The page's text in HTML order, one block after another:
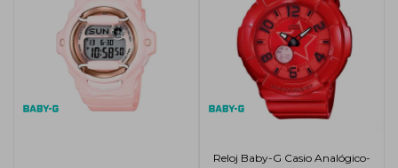
Reloj Baby-G Casio Analógico-